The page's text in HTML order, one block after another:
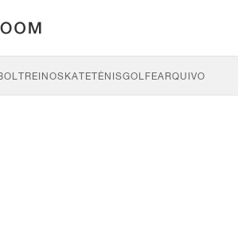
TREINOSKATETÉNISGOLFEARQUIVO